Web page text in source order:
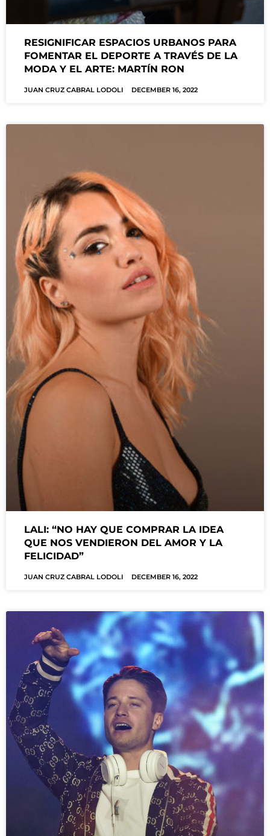
RESIGNIFICAR ESPACIOS URBANOS PARA
FOMENTAR EL DEPORTE A TRAVÉS DE LA
MODA Y EL ARTE: MARTÍN RON
JUAN CRUZ CABRAL LODOLI DECEMBER 16, 2022
LALI: “NO HAY QUE COMPRAR LA IDEA
QUE NOS VENDIERON DEL AMOR Y LA
FELICIDAD”
JUAN CRUZ CABRAL LODOLI DECEMBER 16, 2022